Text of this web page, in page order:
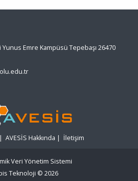
Emre Kampüsü Tepebaşı 26470
| AVESİS Hakkında | İletişim
Veri Yönetim Sistemi
Teknoloji © 2026